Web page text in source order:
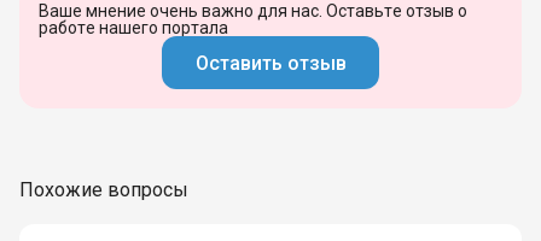
Ваше мнение очень важно для нас. Оставьте отзыв о
работе нашего портала
Оставить отзыв
Похожие вопросы